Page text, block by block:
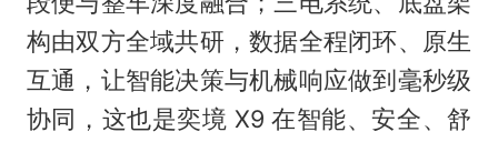
构由双方全域共研，数据全程闭环、原生
互通，让智能决策与机械响应做到毫秒级
协同，这也是奕境 X9 在智能、安全、舒